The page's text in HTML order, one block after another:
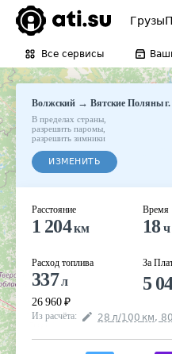
Грузы
Все сервисы
Волжский → Вятские Поляны г.
В пределах страны
разрешить паромы
разрешить зимники
ИЗМЕНИТЬ
Расстояние
1 204км
Расход топлива
337л
26 960 ₽
Время
18ч
За
5
Из расчёта: 28 л/100 км, 80